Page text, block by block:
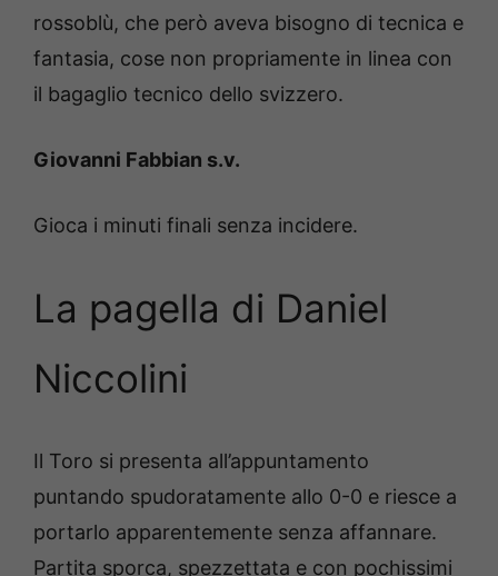
rossoblù, che però aveva bisogno di tecnica e
fantasia, cose non propriamente in linea con
il bagaglio tecnico dello svizzero.
Giovanni Fabbian s.v.
Gioca i minuti finali senza incidere.
La pagella di Daniel
Niccolini
Il Toro si presenta all’appuntamento
puntando spudoratamente allo 0-0 e riesce a
portarlo apparentemente senza affannare.
Partita sporca, spezzettata e con pochissimi